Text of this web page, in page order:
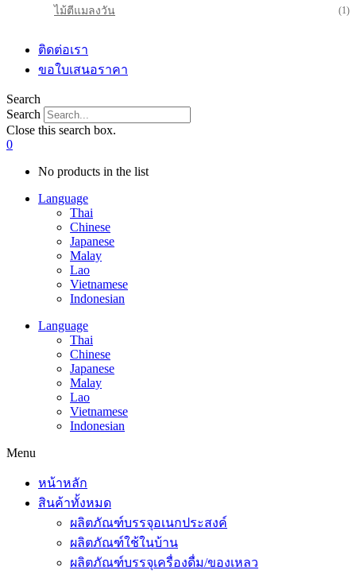
ไม้ตีแมลงวัน (1)
ติดต่อเรา
ขอใบเสนอราคา
Search
Search
Close this search box.
0
No products in the list
Language
Thai
Chinese
Japanese
Malay
Lao
Vietnamese
Indonesian
Language
Thai
Chinese
Japanese
Malay
Lao
Vietnamese
Indonesian
Menu
หน้าหลัก
สินค้าทั้งหมด
ผลิตภัณฑ์บรรจุอเนกประสงค์
ผลิตภัณฑ์ใช้ในบ้าน
ผลิตภัณฑ์บรรจุเครื่องดื่ม/ของเหลว